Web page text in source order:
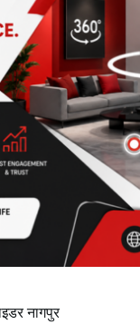
नागपुर